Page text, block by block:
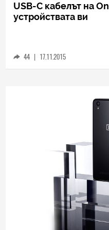
USB-C кабелът на
устройствата ви
44 | 17.11.2015